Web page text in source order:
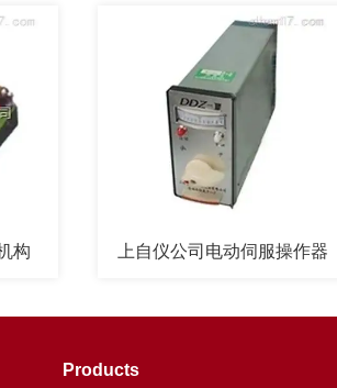
上自仪公司电动伺服操作器
Products